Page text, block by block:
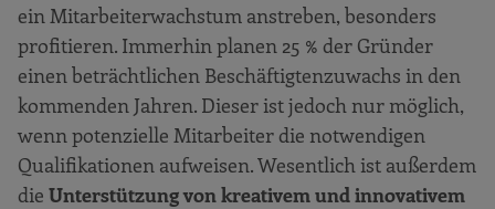
ein Mitarbeiterwachstum anstreben, besonders
profitieren. Immerhin planen 25 % der Gründer
einen beträchtlichen Beschäftigtenzuwachs in den
kommenden Jahren. Dieser ist jedoch nur möglich,
wenn potenzielle Mitarbeiter die notwendigen
Qualifikationen aufweisen. Wesentlich ist außerdem
die Unterstützung von kreativem und innovativem